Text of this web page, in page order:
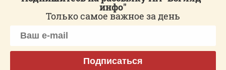
инфо"
Только самое важное за день
Подписаться